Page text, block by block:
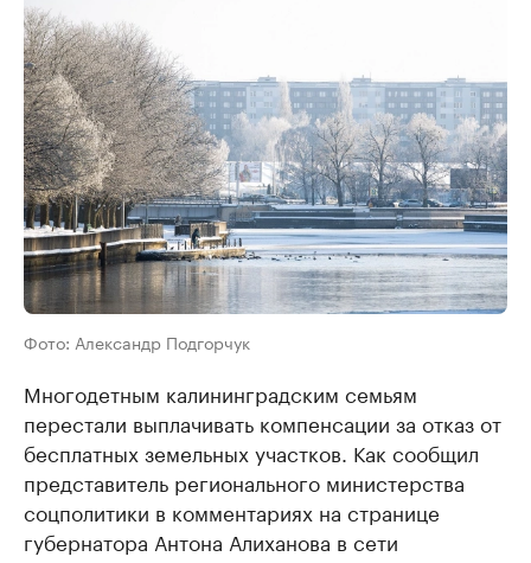
Фото: Александр Подгорчук
Многодетным калининградским семьям
перестали выплачивать компенсации за отказ от
бесплатных земельных участков. Как сообщил
представитель регионального министерства
соцполитики в комментариях на странице
губернатора Антона Алиханова в сети